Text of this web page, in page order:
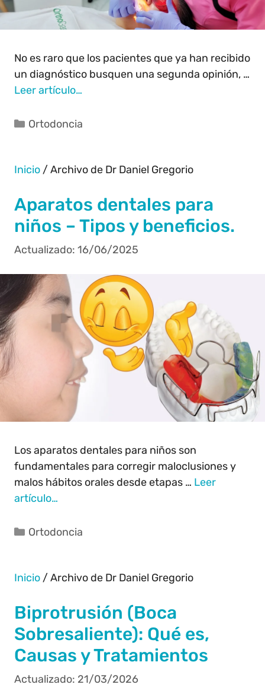
No es raro que los pacientes que ya han recibido
un diagnóstico busquen una segunda opinión, …
Leer artículo…
Ortodoncia
Inicio /Archivo de Dr Daniel Gregorio
Aparatos dentales para
niños – Tipos y beneficios.
16/06/2025
Los aparatos dentales para niños son
fundamentales para corregir maloclusiones y
malos hábitos orales desde etapas … Leer
artículo…
Ortodoncia
Inicio /Archivo de Dr Daniel Gregorio
Biprotrusión (Boca
Sobresaliente): Qué es,
Causas y Tratamientos
21/03/2026